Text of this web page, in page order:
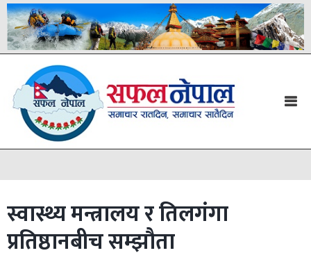
स्वास्थ्य मन्त्रालय र तिलगंगा
प्रतिष्ठानबीच सम्झौता